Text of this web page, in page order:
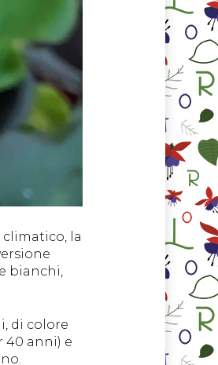
climatico, la
bianchi,
di colore
40 anni) e